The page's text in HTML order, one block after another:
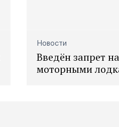
Новости
Введён запрет
моторными